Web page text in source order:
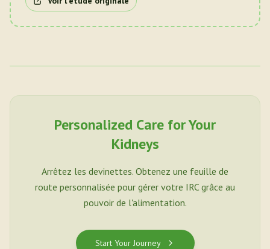
Personalized Care for Your
Kidneys
Arrêtez les devinettes. Obtenez une feuille de
route personnalisée pour gérer votre IRC grâce au
pouvoir de l'alimentation.
Start Your Journey